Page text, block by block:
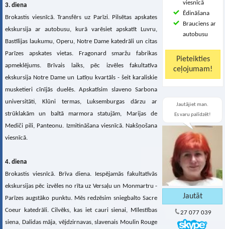
viesnīcā
Ēdināšana
Brauciens ar
autobusu
Jautājiet man.
Es varu palīdzēt!
27 077 039
3. diena
Brokastis viesnīcā. Transfērs uz Parīzi. Pilsētas apskates
ekskursija ar autobusu, kurā varēsiet apskatīt Luvru,
Bastīlijas laukumu, Operu, Notre Dame katedrāli un citas
Parīzes apskates vietas. Fragonard smaržu fabrikas
apmeklējums. Brīvais laiks, pēc izvēles fakultatīva
ekskursija Notre Dame un Latīņu kvartāls - šeit karaliskie
musketieri cīnījās duelēs. Apskatīsim slaveno Sarbona
universitāti, Klūni termas, Luksemburgas dārzu ar
strūklakām un baltā marmora statujām, Marijas de
Mediči pili, Panteonu. Izmitināšana viesnīcā. Nakšņošana
viesnīcā.
4. diena
Brokastis viesnīcā. Brīva diena. Iespējamās fakultatīvās
ekskursijas pēc izvēles no rīta uz Versaļu un Monmartru -
Parīzes augstāko punktu. Mēs redzēsim sniegbalto Sacre
Coeur katedrāli. Cilvēks, kas iet cauri sienai, Mīlestības
siena, Dalidas māja, vējdzirnavas, slavenais Moulin Rouge